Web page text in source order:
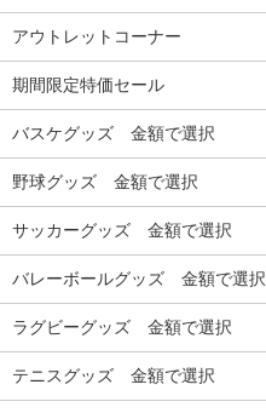
アウトレットコーナー
期間限定特価セール
バスケグッズ 金額で選択
野球グッズ 金額で選択
サッカーグッズ 金額で選択
バレーボールグッズ 金額で選択
ラグビーグッズ 金額で選択
テニスグッズ 金額で選択